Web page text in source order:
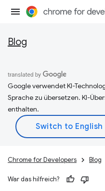
Blog
Google verwendet KI-
Sprache zu übersetzen. KI-
enthalten.
Chrome for Developers Blog
War das hilfreich?